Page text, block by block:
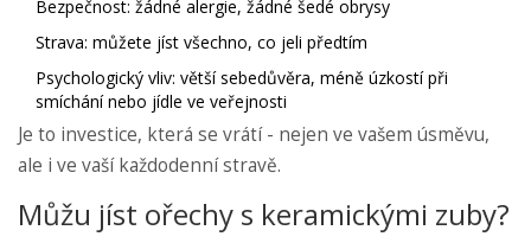
Bezpečnost: žádné alergie, žádné šedé obrysy
Strava: můžete jíst všechno, co jeli předtím
Psychologický vliv: větší sebedůvěra, méně úzkostí při
smíchání nebo jídle ve veřejnosti
Je to investice, která se vrátí - nejen ve vašem úsměvu,
ale i ve vaší každodenní stravě.
Můžu jíst ořechy s keramickými zuby?